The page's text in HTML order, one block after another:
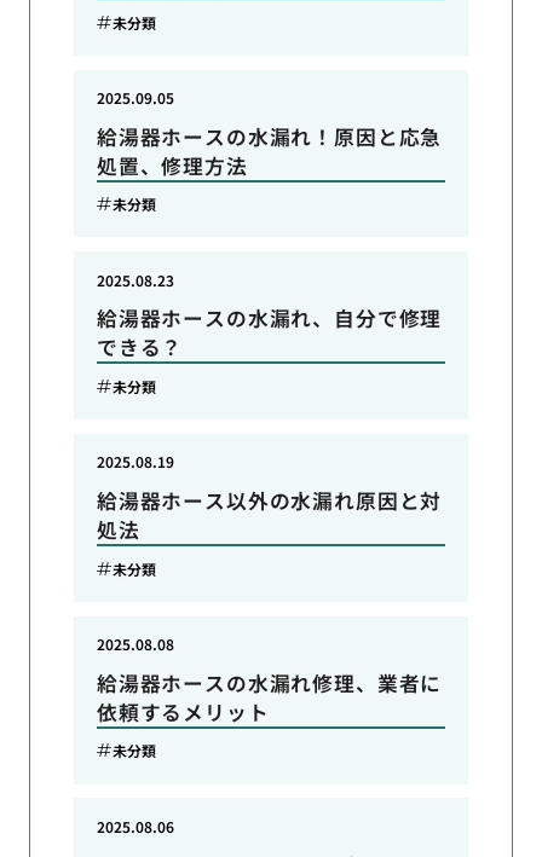
未分類
給湯器ホースの水漏れ！原因と応急
処置、修理方法
2025.09.05
未分類
給湯器ホースの水漏れ、自分で修理
できる？
2025.08.23
未分類
給湯器ホース以外の水漏れ原因と対
処法
2025.08.19
未分類
給湯器ホースの水漏れ修理、業者に
依頼するメリット
2025.08.08
未分類
2025.08.06